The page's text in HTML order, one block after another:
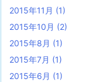
2015年11月 (1)
2015年10月 (2)
2015年8月 (1)
2015年7月 (1)
2015年6月 (1)